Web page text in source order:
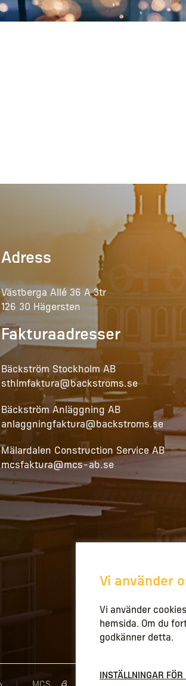
Adress
Västberga Allé 36 A 3tr
126 30 Hägersten
Fakturaadresser
Bäckström Stockholm AB
sthlmfaktura@backstroms.se
Bäckström Anläggning AB
anlaggningfaktura@backstroms.se
Mälardalen Construction Service AB
mcsfaktura@mcs-ab.se
Vi använder
Vi använder
hemsida. Om du
godkänner detta.
INSTÄLLNINGAR FÖR